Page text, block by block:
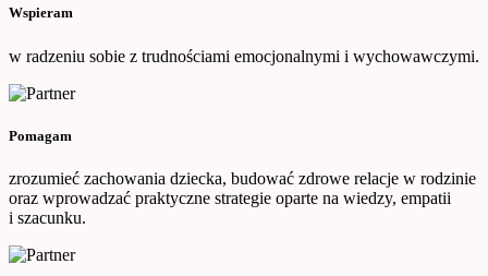
Wspieram
w radzeniu sobie z trudnościami emocjonalnymi i wychowawczymi.
Pomagam
zrozumieć zachowania dziecka, budować zdrowe relacje w rodzinie
oraz wprowadzać praktyczne strategie oparte na wiedzy, empatii
i szacunku.